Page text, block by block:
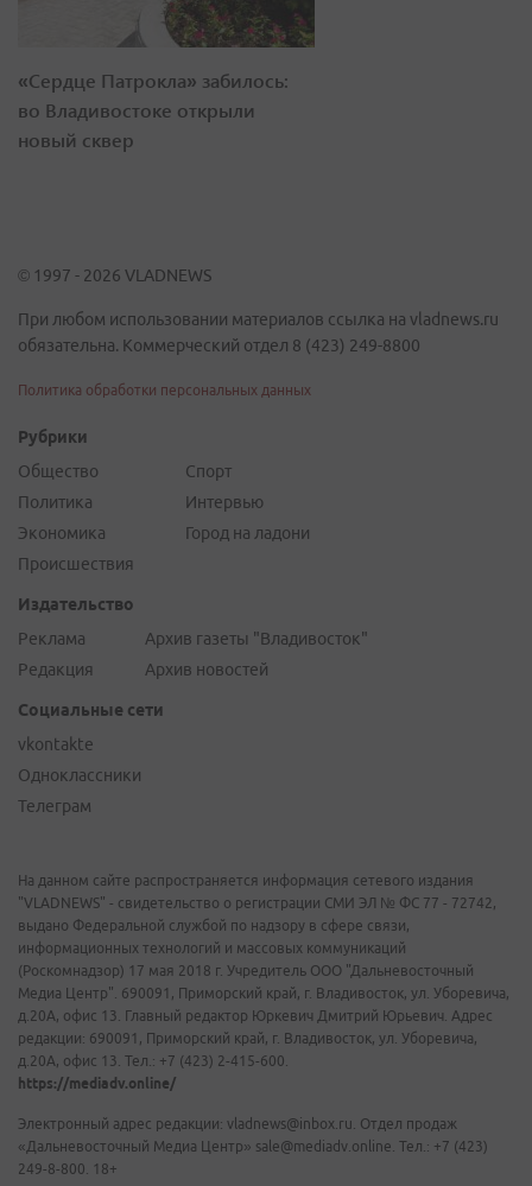
«Сердце Патрокла» забилось:
во Владивостоке открыли
новый сквер
© 1997 - 2026 VLADNEWS
При любом использовании материалов ссылка на vladnews.ru
обязательна. Коммерческий отдел 8 (423) 249-8800
Политика обработки персональных данных
Рубрики
Общество
Политика
Экономика
Происшествия
Спорт
Интервью
Город на ладони
Издательство
Реклама
Редакция
Архив газеты "Владивосток"
Архив новостей
Социальные сети
vkontakte
Одноклассники
Телеграм
На данном сайте распространяется информация сетевого издания
"VLADNEWS" - свидетельство о регистрации СМИ ЭЛ № ФС 77 - 72742,
выдано Федеральной службой по надзору в сфере связи,
информационных технологий и массовых коммуникаций
(Роскомнадзор) 17 мая 2018 г. Учредитель ООО "Дальневосточный
Медиа Центр". 690091, Приморский край, г. Владивосток, ул. Уборевича,
д.20А, офис 13. Главный редактор Юркевич Дмитрий Юрьевич. Адрес
редакции: 690091, Приморский край, г. Владивосток, ул. Уборевича,
д.20А, офис 13. Тел.: +7 (423) 2-415-600.
https://mediadv.online/
Электронный адрес редакции: vladnews@inbox.ru. Отдел продаж
«Дальневосточный Медиа Центр» sale@mediadv.online. Тел.: +7 (423)
249-8-800. 18+